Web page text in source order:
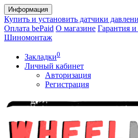
Информация
Купить и установить датчики
Оплата bePaid О магазине Гарантия и
Шиномонтаж
Закладки0
Личный кабинет
Авторизация
Регистрация